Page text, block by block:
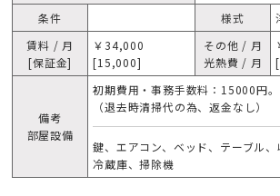
条件
様式
賃料 / 月
[保証金]
￥34,000
[15,000]
その他 / 月
光熱費 / 月
備考
部屋設備
初期費用・事務手数料：15000円
（退去時清掃代の為、返金なし）
鍵、エアコン、ベッド、テーブル
冷蔵庫、掃除機